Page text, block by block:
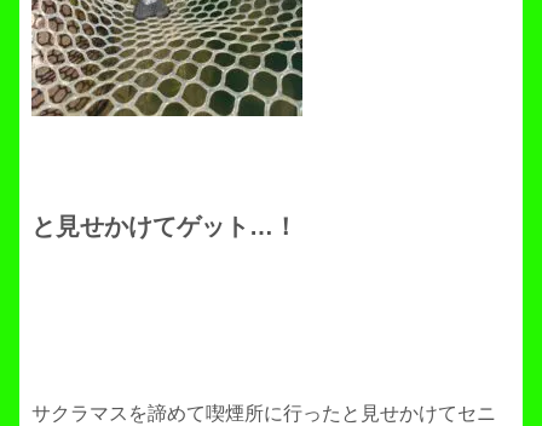
と見せかけてゲット…！
サクラマスを諦めて喫煙所に行ったと見せかけてセニ